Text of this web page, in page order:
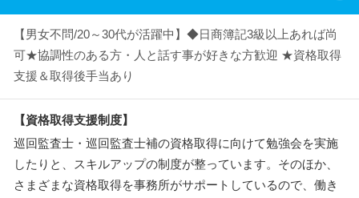
【男女不問/20～30代が活躍中】◆日商簿記3級以上あれば尚
可★協調性のある方・人と話す事が好きな方歓迎 ★資格取得
支援＆取得後手当あり
【資格取得支援制度】
巡回監査士・巡回監査士補の資格取得に向けて勉強会を実施
したりと、スキルアップの制度が整っています。そのほか、
さまざまな資格取得を事務所がサポートしているので、働き